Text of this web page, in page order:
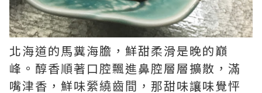
北海道的馬糞海膽，鮮甜柔滑是晚的巔
峰。醇香順著口腔飄進鼻腔層層擴散，滿
嘴津香，鮮味縈繞齒間， 那甜味讓味覺怦